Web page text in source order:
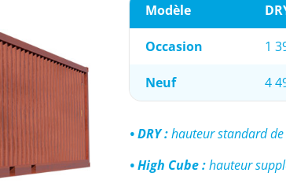
Modèle
Occasion 1
Neuf 4
• DRY :hauteur standard de
• High Cube :hauteur